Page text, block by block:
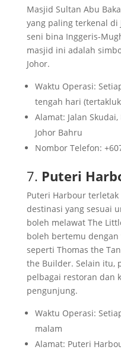
Masjid Sultan Abu
yang paling terkenal di
seni bina Inggeris-
masjid ini adalah
Johor.
Waktu Operasi:
tengah hari
Alamat: Jalan
Johor Bahru
Nombor Telefon:
7. Puteri
Puteri Harbour
destinasi yang sesuai
boleh melawat The
boleh bertemu
seperti Thomas the
the Builder. Selain itu,
pelbagai restoran dan
pengunjung.
Waktu Operasi:
malam
Alamat: Puteri